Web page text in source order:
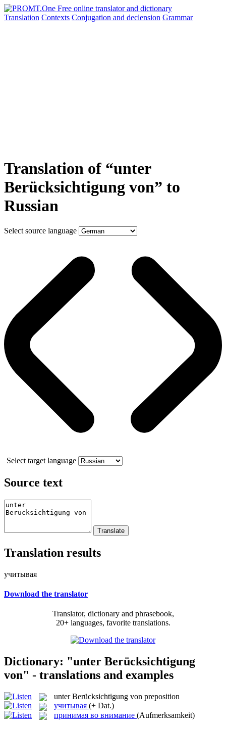
Translation Contexts Conjugation and declension Grammar
Translation of “unter
Berücksichtigung von” to
Russian
Select source language
Select target language
Source text
Translation results
учитывая
Download the translator
Translator, dictionary and phrasebook,
20+ languages, favorite translations.
Dictionary: "unter Berücksichtigung
von" - translations and examples
unter Berücksichtigung von preposition
учитывая (+ Dat.)
принимая во внимание (Aufmerksamkeit)